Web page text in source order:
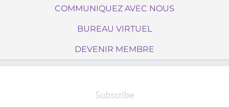
COMMUNIQUEZ AVEC NOUS
BUREAU VIRTUEL
DEVENIR MEMBRE
Subscribe